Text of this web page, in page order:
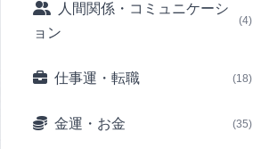
人間関係・コミュニケーシ
ョン
(4)
仕事運・転職 (18)
金運・お金 (35)